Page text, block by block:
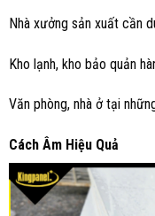
Nhà xưởng sản xuất cần
Kho lạnh, kho bảo quản
Văn phòng, nhà ở tại
Cách Âm H iệu Quả